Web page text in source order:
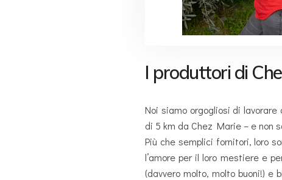
I produttori di
Noi siamo orgogliosi di
di 5 km da Chez Marie – e non
Più che semplici fornitori, loro
l’amore per il loro mestiere e
(davvero molto, molto buoni!) e